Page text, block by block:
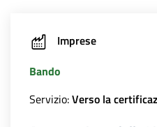
Imprese
Bando
Servizio:Verso la